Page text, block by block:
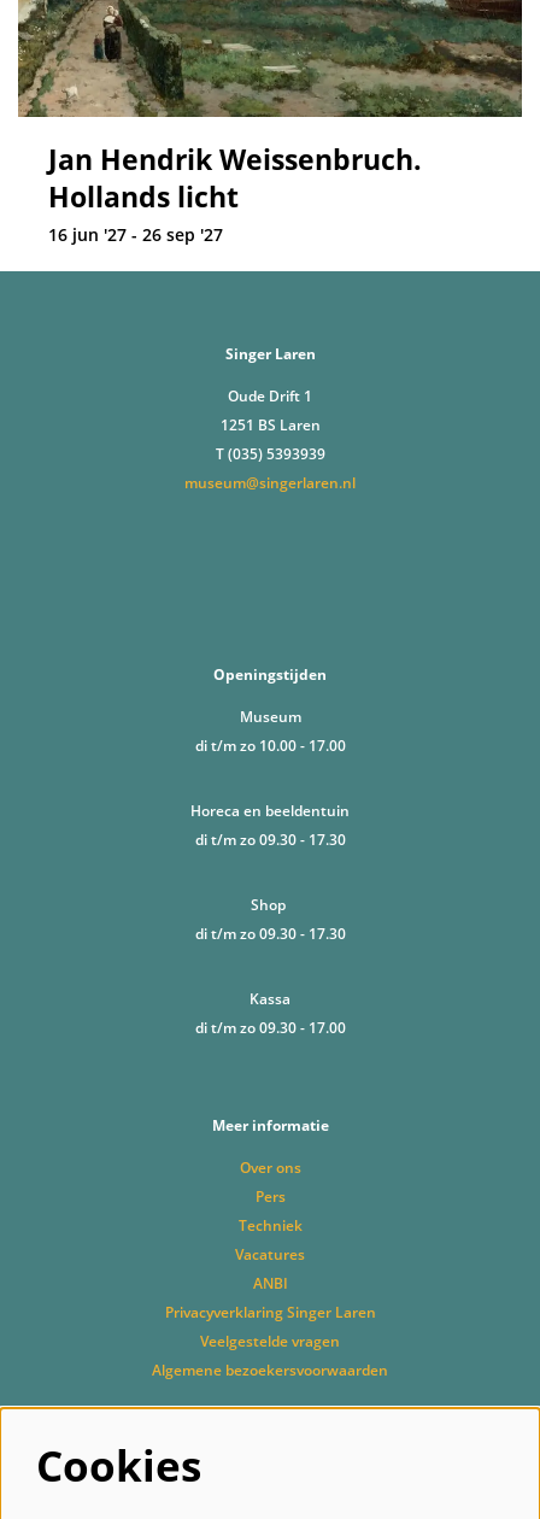
Jan Hendrik Weissenbruch.
Hollands licht
16 jun '27 - 26 sep '27
Singer Laren
Oude Drift 1
1251 BS Laren
T (035) 5393939
museum@singerlaren.nl
Openingstijden
Museum
di t/m zo 10.00 - 17.00
Horeca en beeldentuin
di t/m zo 09.30 - 17.30
Shop
di t/m zo 09.30 - 17.30
Kassa
di t/m zo 09.30 - 17.00
Meer informatie
Over ons
Pers
Techniek
Vacatures
ANBI
Privacyverklaring Singer Laren
Veelgestelde vragen
Algemene bezoekersvoorwaarden
Cookies